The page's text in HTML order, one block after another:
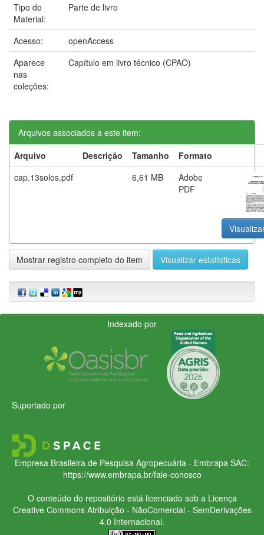
Tipo do
Material:
Parte de livro
Acesso:
openAccess
Aparece
nas
coleções:
Capítulo em livro técnico (CPAO)
Arquivos associados a este item:
Arquivo
Descrição Tamanho
Formato
cap.13solos.pdf
6,61 MB
Adobe
PDF
Mostrar registro completo do item Visualizar estatísticas
Indexado por
Suportado por
Empresa Brasileira de Pesquisa Agropecuária - Embrapa SAC:
https://www.embrapa.br/fale-conosco
O conteúdo do repositório está licenciado sob a Licença
Creative CommonsAtribuição - NãoComercial - SemDerivações
4.0 Internacional.